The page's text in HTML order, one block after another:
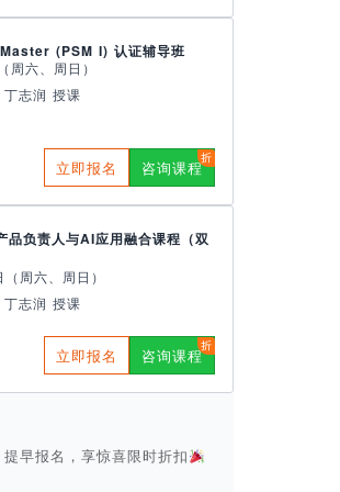
(PSM I) 认证辅导班
六、周日）
志润 授课
立即报名 咨询课程
负责人与AI应用融合课程（双
周六、周日）
志润 授课
立即报名 咨询课程
早报名，享惊喜限时折扣